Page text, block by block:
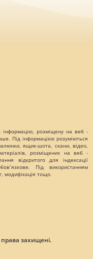
розміщену на веб -
Під інформацією розуміються
ящик-шота, скани, відео,
розміщених на веб -
відкритого для індексації
Під використанням
модифікація тощо.
захищені.